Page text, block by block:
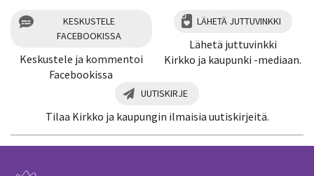
KESKUSTELE
FACEBOOKISSA
Keskustele ja kommentoi
Facebookissa
LÄHETÄ JUTTUVINKKI
Lähetä juttuvinkki
Kirkko ja kaupunki -mediaan.
UUTISKIRJE
Tilaa Kirkko ja kaupungin ilmaisia uutiskirjeitä.